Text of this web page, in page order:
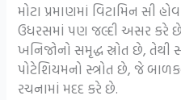
મોટા પ્રમાણમાં વિટામિન સી
ઉધરસમાં પણ જલ્દી અસર કરે
ખનિજોનો સમૃદ્ધ સ્રોત છે, તેથી
પોટેશિયમનો સ્ત્રોત છે, જે
રચનામાં મદદ કરે છે.